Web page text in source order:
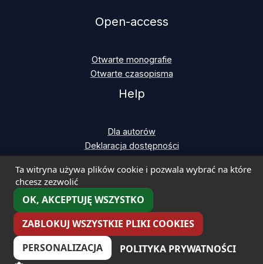
Ta witryna używa plików cookie i pozwala wybrać na które
chcesz zezwolić
OK, AKCEPTUJĘ WSZYSTKO
ZABLOKUJ WSZYSTKIE PLIKI COOKIES
PERSONALIZACJA
POLITYKA PRYWATNOŚCI
Open-access
Otwarte monografie
Otwarte czasopisma
Help
Dla autorów
Deklaracja dostępności
Copyright © 2026 Uniwersytet w Siedlcach | Wydawnictwo